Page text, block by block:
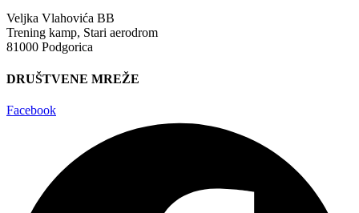
Veljka Vlahovića BB
Trening kamp, Stari aerodrom
81000 Podgorica
DRUŠTVENE MREŽE
Facebook